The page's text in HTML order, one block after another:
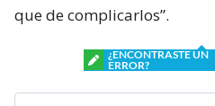
que de complicarlos”.
¿ENCONTRASTE UN
ERROR?